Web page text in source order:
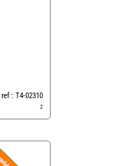
ref : T4-02310
2